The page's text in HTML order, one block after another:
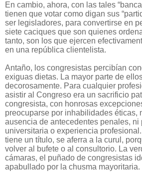
En cambio, ahora, con las tales
tienen que votar como digan sus
ser legisladores, para convertirse en
siete caciques que son quienes
tanto, son los que ejercen
en una república clientelista.
Antaño, los congresistas percibían
exiguas dietas. La mayor parte de
decorosamente. Para cualquier
asistir al Congreso era un sacrificio
congresista, con honrosas
preocuparse por inhabilidades éticas,
ausencia de antecedentes penales, ni
universitaria o experiencia
tiene un título, se aferra a la curul,
volver al bufete o al consultorio. La
cámaras, el puñado de congresistas
apabullado por la chusma mayoritaria.